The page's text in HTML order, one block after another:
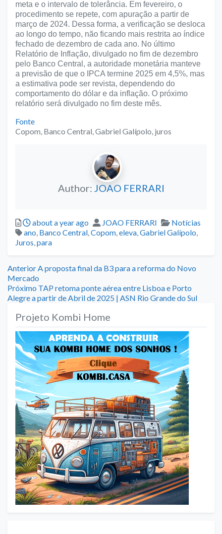
meta e o intervalo de tolerância. Em fevereiro, o
procedimento se repete, com apuração a partir de
março de 2024. Dessa forma, a verificação se desloca
ao longo do tempo, não ficando mais restrita ao índice
fechado de dezembro de cada ano. No último
Relatório de Inflação, divulgado no fim de dezembro
pelo Banco Central, a autoridade monetária manteve
a previsão de que o IPCA termine 2025 em 4,5%, mas
a estimativa pode ser revista, dependendo do
comportamento do dólar e da inflação. O próximo
relatório será divulgado no fim deste mês.
Fonte
Copom, Banco Central, Gabriel Galípolo, juros
Author: JOAO FERRARI
Posted
about a year ago Author
JOAO FERRARI Categories
Notícias
Tags
ano, Banco Central,Copom,eleva,Gabriel Galípolo,
Juros,para
Navegação
de
Post
Anterior Previous
post:
A proposta final da B3 para a reforma do Novo
Mercado
Próximo Next
post:
TAP retoma ponte aérea entre Lisboa e Porto
Alegre a partir de Abril de 2025 | ASN Rio Grande do Sul
Projeto Kombi Home